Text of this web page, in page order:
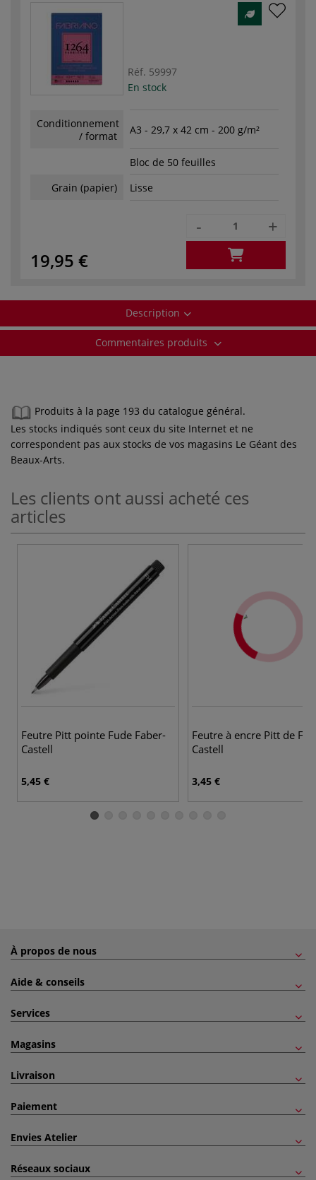
Réf. 59997
En stock
Conditionnement
/ format
A3 - 29,7 x 42 cm - 200 g/m²
Bloc de 50 feuilles
Grain (papier)
Lisse
19,95 €
- +
Description
Commentaires produits
Produits à la page 193 du catalogue général.
Les stocks indiqués sont ceux du site Internet et ne
correspondent pas aux stocks de vos magasins Le Géant des
Beaux-Arts.
Les clients ont aussi acheté ces
articles
Feutre Pitt pointe Fude Faber-
Castell
5,45 €
Feutre à encre Pitt de
Castell
3,45 €
À propos de nous
Aide & conseils
Services
Magasins
Livraison
Paiement
Envies Atelier
Réseaux sociaux